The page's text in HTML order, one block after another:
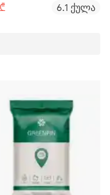
6.1 ქულა